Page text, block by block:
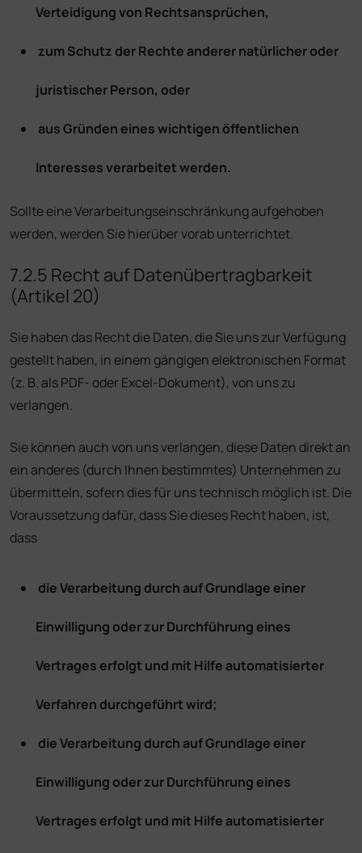
Verteidigung von Rechtsansprüchen,
zum Schutz der Rechte anderer natürlicher oder
juristischer Person, oder
aus Gründen eines wichtigen öffentlichen
Interesses verarbeitet werden.
Sollte eine Verarbeitungseinschränkung aufgehoben
werden, werden Sie hierüber vorab unterrichtet.
7.2.5 Recht auf Datenübertragbarkeit
(Artikel 20)
Sie haben das Recht die Daten, die Sie uns zur Verfügung
gestellt haben, in einem gängigen elektronischen Format
(z. B. als PDF- oder Excel-Dokument), von uns zu
verlangen.
Sie können auch von uns verlangen, diese Daten direkt an
ein anderes (durch Ihnen bestimmtes) Unternehmen zu
übermitteln, sofern dies für uns technisch möglich ist. Die
Voraussetzung dafür, dass Sie dieses Recht haben, ist,
dass
die Verarbeitung durch auf Grundlage einer
Einwilligung oder zur Durchführung eines
Vertrages erfolgt und mit Hilfe automatisierter
Verfahren durchgeführt wird;
die Verarbeitung durch auf Grundlage einer
Einwilligung oder zur Durchführung eines
Vertrages erfolgt und mit Hilfe automatisierter